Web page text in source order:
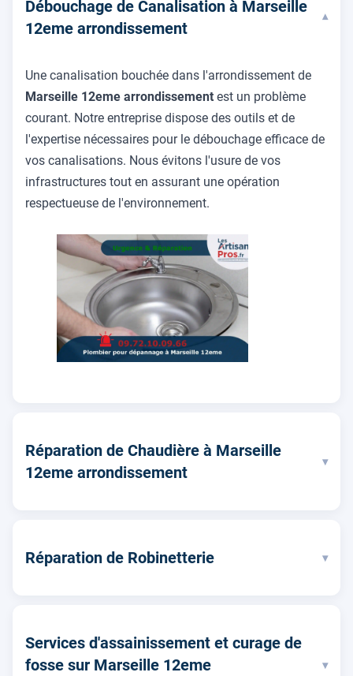
Débouchage de Canalisation à Marseille
12eme arrondissement
▾
Une canalisation bouchée dans l'arrondissement de
Marseille 12eme arrondissement est un problème
courant. Notre entreprise dispose des outils et de
l'expertise nécessaires pour le débouchage efficace de
vos canalisations. Nous évitons l'usure de vos
infrastructures tout en assurant une opération
respectueuse de l'environnement.
Réparation de Chaudière à Marseille
12eme arrondissement
▾
Réparation de Robinetterie ▾
Services d'assainissement et curage de
fosse sur Marseille 12eme
▾